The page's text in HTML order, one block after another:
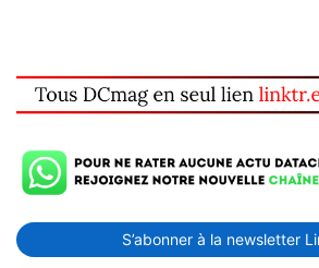
S’abonner à la newsletter